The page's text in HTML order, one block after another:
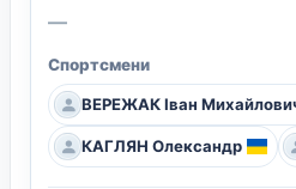
—
Спортсмени
ВЕРЕЖАК Іван
КАГЛЯН Олександр